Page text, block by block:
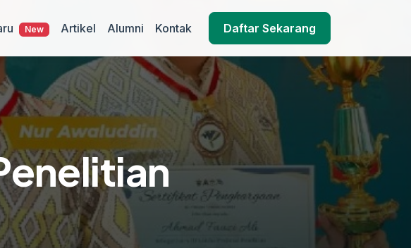
New Artikel Alumni Kontak Daftar Sekarang